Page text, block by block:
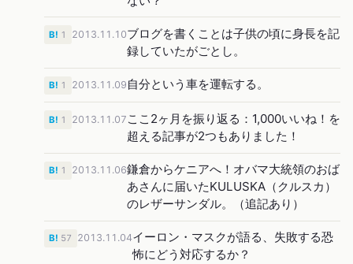
2013.11.10ブログを書くことは子供の頃に身長を記
録していたがごとし。
B! 1
2013.11.09 自分という車を運転する。
B! 1
2013.11.07 ここ2ヶ月を振り返る：1,000いいね！を
超える記事が2つもありました！
B! 1
2013.11.06鎌倉からケニアへ！オバマ大統領のおば
あさんに届いたKULUSKA（クルスカ）
のレザーサンダル。（追記あり）
B! 1
2013.11.04イーロン・マスクが語る、失敗する恐
怖にどう対応するか？
B! 57